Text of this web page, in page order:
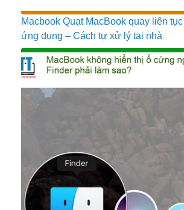
Macbook Quạt MacBook quay liên
ứng dụng – Cách tự xử lý tại nhà